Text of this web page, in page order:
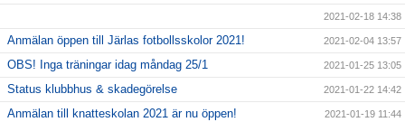
2021-02-18 14:38
Anmälan öppen till Järlas fotbollsskolor 2021! 2021-02-04 13:57
OBS! Inga träningar idag måndag 25/1 2021-01-25 13:05
Status klubbhus & skadegörelse 2021-01-22 14:42
Anmälan till knatteskolan 2021 är nu öppen! 2021-01-19 11:44